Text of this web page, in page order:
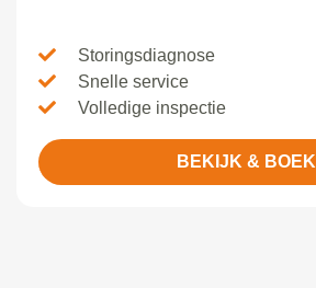
Storingsdiagnose
Snelle service
Volledige inspectie
BEKIJK & BOEK